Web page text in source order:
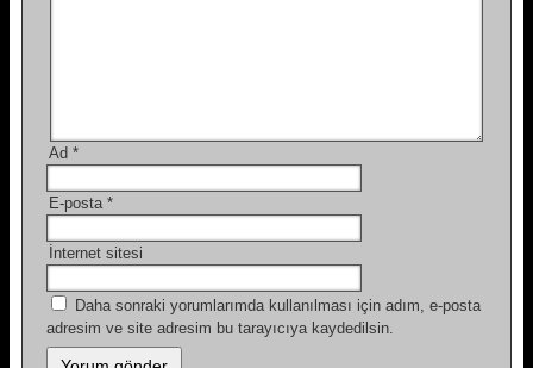
Ad *
E-posta *
İnternet sitesi
Daha sonraki yorumlarımda kullanılması için adım, e-posta
adresim ve site adresim bu tarayıcıya kaydedilsin.